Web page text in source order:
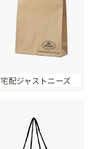
宅配ジャストニーズ